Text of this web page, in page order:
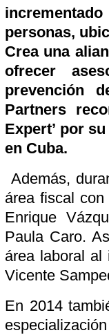
personas,
Crea una
ofrecer
prevención
Partners
Expert’ por
en Cuba.
Además,
área fiscal
Enrique
Paula Caro.
área laboral al
Vicente
En 2014